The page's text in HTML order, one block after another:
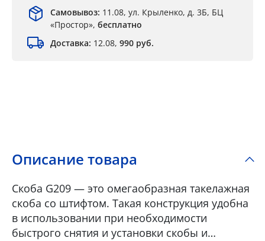
Самовывоз: 11.08, ул. Крыленко, д. 3Б, БЦ
«Простор», бесплатно
Доставка: 12.08, 990 руб.
Описание товара
Скоба G209 — это омегаобразная такелажная
скоба со штифтом. Такая конструкция удобна
в использовании при необходимости
быстрого снятия и установки скобы и